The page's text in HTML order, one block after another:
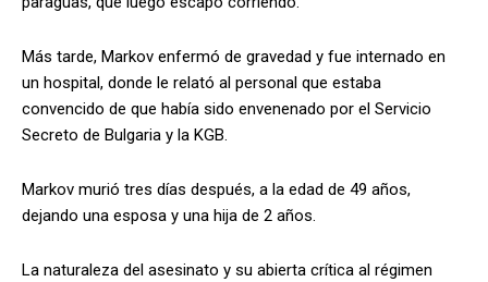
Más tarde, Markov enfermó de gravedad y fue internado en
un hospital, donde le relató al personal que estaba
convencido de que había sido envenenado por el Servicio
Secreto de Bulgaria y la KGB.
Markov murió tres días después, a la edad de 49 años,
dejando una esposa y una hija de 2 años.
La naturaleza del asesinato y su abierta crítica al régimen